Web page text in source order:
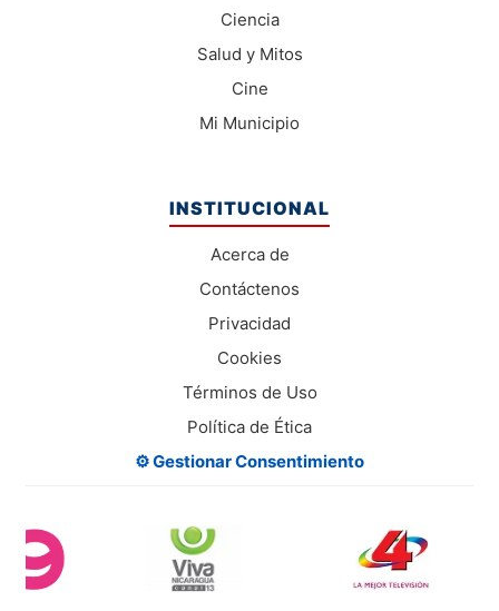
Ciencia
Salud y Mitos
Cine
Mi Municipio
INSTITUCIONAL
Acerca de
Contáctenos
Privacidad
Cookies
Términos de Uso
Política de Ética
⚙️ Gestionar Consentimiento